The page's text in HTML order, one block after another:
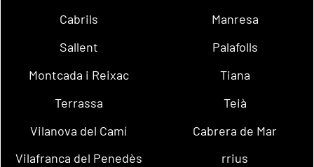
Cabrils
Manresa
Sallent
Palafolls
Montcada i Reixac
Tiana
Terrassa
Teià
Vilanova del Camí
Cabrera de Mar
Vilafranca del Penedès
rrius